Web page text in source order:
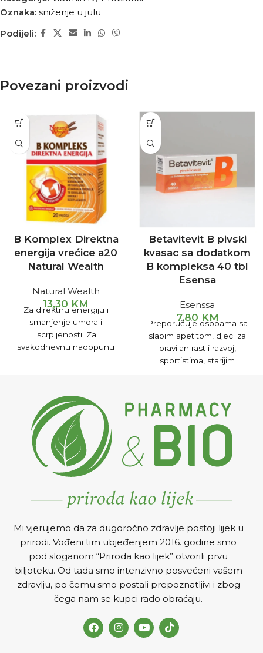
Oznaka: sniženje u julu
Podijeli:
Povezani proizvodi
B Komplex Direktna
energija vrećice a20
Natural Wealth
Natural Wealth
13,30 KM
Za direktnu energiju i
smanjenje umora i
iscrpljenosti. Za
svakodnevnu nadopunu
Betavitevit B pivski
kvasac sa dodatkom
B kompleksa 40 tbl
Esensa
Esenssa
7,80 KM
Preporučuje osobama sa
slabim apetitom, djeci za
pravilan rast i razvoj,
sportistima, starijim
Mi vjerujemo da za dugoročno zdravlje postoji lijek u
prirodi. Vođeni tim ubjeđenjem 2016. godine smo
pod sloganom “Priroda kao lijek” otvorili prvu
biljoteku. Od tada smo intenzivno posvećeni vašem
zdravlju, po čemu smo postali prepoznatljivi i zbog
čega nam se kupci rado obraćaju.